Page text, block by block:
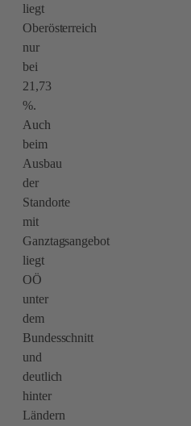
liegt
Oberösterreich
nur
bei
21,73
%.
Auch
beim
Ausbau
der
Standorte
mit
Ganztagsangebot
liegt
OÖ
unter
dem
Bundesschnitt
und
deutlich
hinter
Ländern